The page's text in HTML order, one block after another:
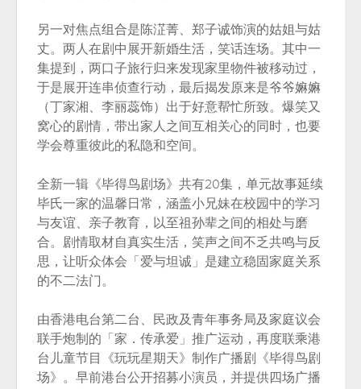
另一对焦点组合是陈淽菁、郑子诚饰演的姑姐与姑
丈。两人在剧中展开新婚生活，笑话连场。其中一
集提到，两口子旅行归来发现家里物件被移动过，
于是展开连串侦查行动，最后揭发原来是爷爷嫲嫲
（丁家湘、李丽蕊饰）出于好意帮忙所致。爆笑又
窝心的剧情，带出家人之间互相关心的同时，也要
学会尊重彼此的私隐和空间。
全新一辑《毕得鸟剧场》共有20集，单元故事延续
毕氏一家的温馨日常，涵盖小兄妹在校园中的学习
与友谊、亲子教育，以至祖孙辈之间的相处与磨
合。剧情取材自真实生活，笑声之间不乏共鸣与反
思，让听众体会「爱与坦诚」是建立稳固家庭关系
的不二法门。
由香港电台第二台、民政及青年事务局及家庭议会
联手炮制的「家．传承爱」推广运动，再度联乘港
台儿童节目《玩玩星期天》制作广播剧《毕得鸟剧
场》。早前港台公开招募小演员，并提供四场广播